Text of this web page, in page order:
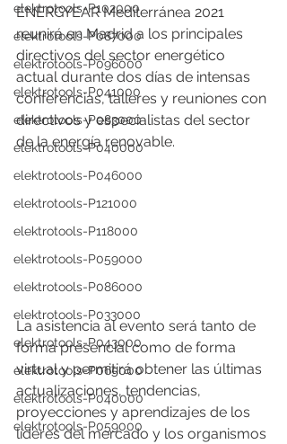
elektrotools-P102000
elektrotools-P087000
elektrotools-P096000
elektrotools-P041000
elektrotools-P083000
elektrotools-P040000
elektrotools-P046000
elektrotools-P121000
elektrotools-P118000
elektrotools-P059000
elektrotools-P086000
elektrotools-P033000
elektrotools-P043000
elektrotools-P065000
elektrotools-P040000
elektrotools-P059000
ENERGYEAR Mediterránea 2021
reunirá en Madrid a los principales
directivos del sector energético
actual durante dos días de intensas
conferencias, talleres y reuniones con
directivos y especialistas del sector
de la energía renovable.
La asistencia al evento será tanto de
forma presencial como de forma
virtual y permitirá obtener las últimas
actualizaciones, tendencias,
proyecciones y aprendizajes de los
líderes del mercado y los organismos